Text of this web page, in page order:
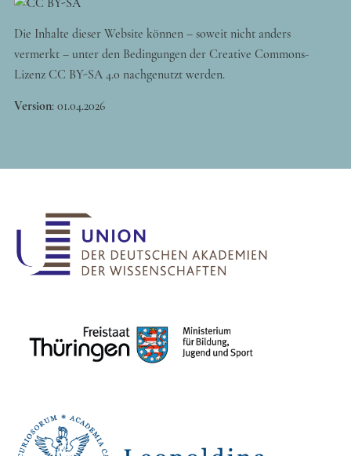
Die Inhalte dieser Website können – soweit nicht anders
vermerkt – unter den Bedingungen der Creative Commons-
Lizenz CC BY-SA 4.0 nachgenutzt werden.
Version: 01.04.2026